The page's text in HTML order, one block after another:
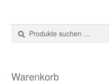
Suche
nach:
Suchen
Warenkorb